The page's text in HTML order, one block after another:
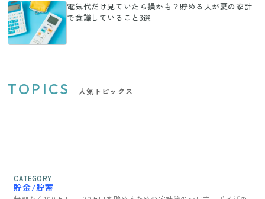
電気代だけ見ていたら損かも？貯める人が夏の家計
で意識していること3選
TOPICS 人気トピックス
CATEGORY
貯金/貯蓄